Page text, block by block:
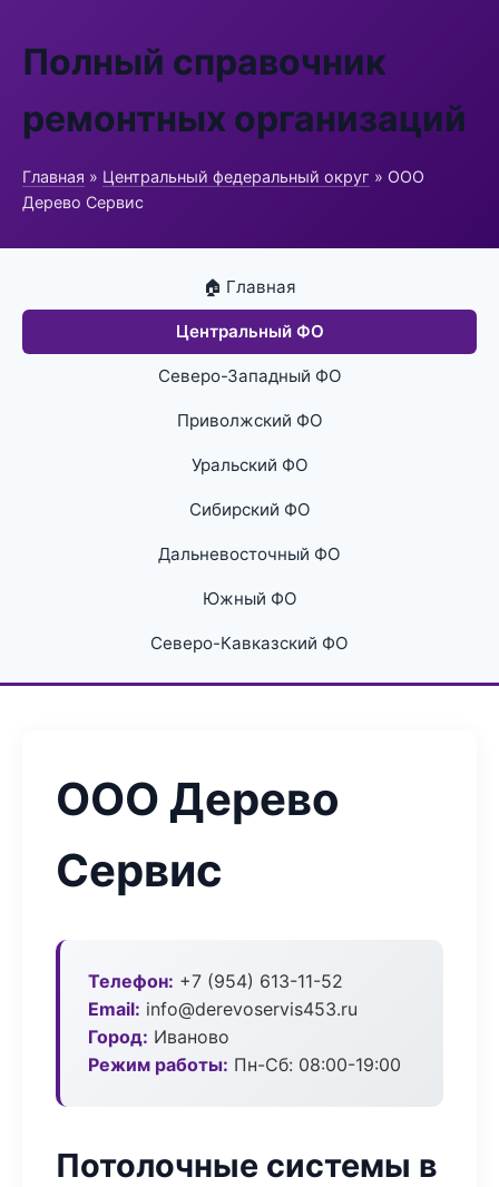
Полный справочник
ремонтных организаций
Главная » Центральный федеральный округ » ООО
Дерево Сервис
🏠 Главная
Центральный ФО
Северо-Западный ФО
Приволжский ФО
Уральский ФО
Сибирский ФО
Дальневосточный ФО
Южный ФО
Северо-Кавказский ФО
ООО Дерево
Сервис
Телефон: +7 (954) 613-11-52
Email: info@derevoservis453.ru
Город: Иваново
Режим работы: Пн-Сб: 08:00-19:00
Потолочные системы в